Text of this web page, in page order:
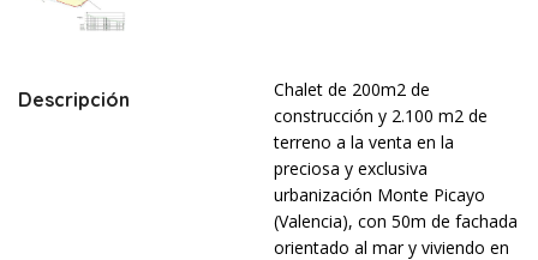
Descripción
Chalet de 200m2 de
construcción y 2.100 m2 de
terreno a la venta en la
preciosa y exclusiva
urbanización Monte Picayo
(Valencia), con 50m de fachada
orientado al mar y viviendo en